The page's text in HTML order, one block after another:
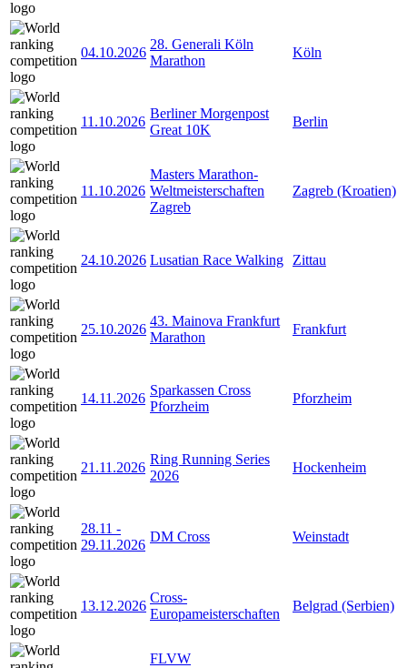
04.10.2026
28. Generali Köln
Marathon
Köln
11.10.2026
Berliner Morgenpost
Great 10K
Berlin
11.10.2026
Masters Marathon-
Weltmeisterschaften
Zagreb
Zagreb (Kroatien)
24.10.2026 Lusatian Race Walking Zittau
25.10.2026
43. Mainova Frankfurt
Marathon
Frankfurt
14.11.2026
Sparkassen Cross
Pforzheim
Pforzheim
21.11.2026
Ring Running Series
2026
Hockenheim
28.11 -
29.11.2026
DM Cross Weinstadt
13.12.2026
Cross-
Europameisterschaften
Belgrad (Serbien)
FLVW